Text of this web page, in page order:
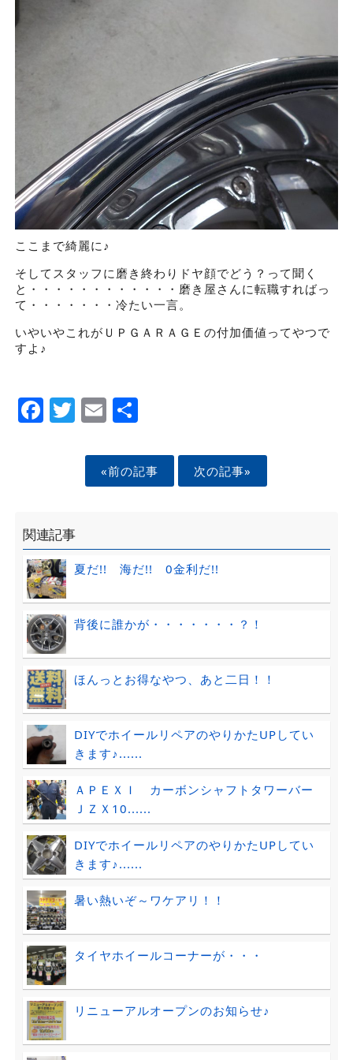
ここまで綺麗に♪
そしてスタッフに磨き終わりドヤ顔でどう？って聞く
と・・・・・・・・・・・・磨き屋さんに転職すればっ
て・・・・・・・冷たい一言。
いやいやこれがＵＰＧＡＲＡＧＥの付加価値ってやつで
すよ♪
Facebook
Twitter
EmailShare
«前の記事 次の記事»
関連記事
夏だ!! 海だ!! 0金利だ!!
背後に誰かが・・・・・・・？！
ほんっとお得なやつ、あと二日！！
DIYでホイールリペアのやりかたUPしてい
きます♪......
ＡＰＥＸＩ カーボンシャフトタワーバー
ＪＺＸ10......
DIYでホイールリペアのやりかたUPしてい
きます♪......
暑い熱いぞ～ワケアリ！！
タイヤホイールコーナーが・・・
リニューアルオープンのお知らせ♪